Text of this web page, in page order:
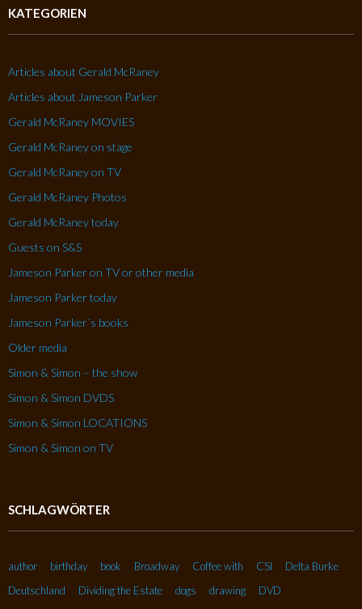
KATEGORIEN
Articles about Gerald McRaney
Articles about Jameson Parker
Gerald McRaney MOVIES
Gerald McRaney on stage
Gerald McRaney on TV
Gerald McRaney Photos
Gerald McRaney today
Guests on S&S
Jameson Parker on TV or other media
Jameson Parker today
Jameson Parker´s books
Older media
Simon & Simon – the show
Simon & Simon DVDS
Simon & Simon LOCATIONS
Simon & Simon on TV
SCHLAGWÖRTER
author birthday book Broadway Coffee with CSI
Delta Burke
Deutschland
Dividing the Estate dogs drawing
DVD